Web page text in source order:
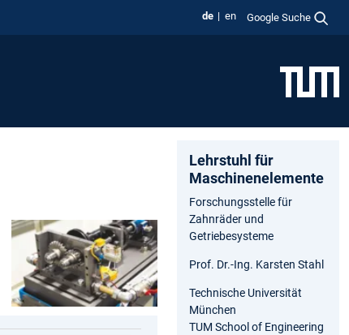
de en Google Suche
Lehrstuhl für
Maschinenelemente
Forschungsstelle für
Zahnräder und
Getriebesysteme
Prof. Dr.-Ing. Karsten Stahl
Technische Universität
München
TUM School of Engineering